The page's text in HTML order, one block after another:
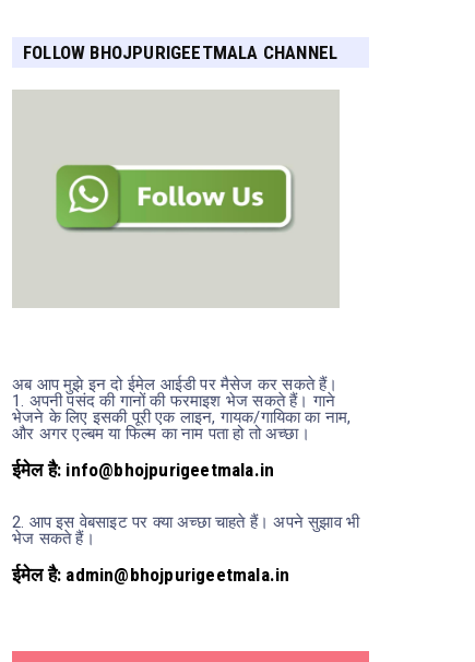
FOLLOW BHOJPURIGEETMALA CHANNEL
अब आप मुझे इन दो ईमेल आईडी पर मैसेज कर सकते हैं।
1. अपनी पसंद की गानों की फरमाइश भेज सकते हैं। गाने
भेजने के लिए इसकी पूरी एक लाइन, गायक/गायिका का नाम,
और अगर एल्बम या फिल्म का नाम पता हो तो अच्छा।
ईमेल है: info@bhojpurigeetmala.in
2. आप इस वेबसाइट पर क्या अच्छा चाहते हैं। अपने सुझाव भी
भेज सकते हैं।
ईमेल है: admin@bhojpurigeetmala.in